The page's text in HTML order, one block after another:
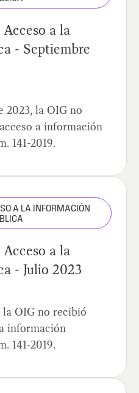
a la
- Septiembre
2023, la OIG no
a información
141-2019.
A LA INFORMACIÓN
a la
- Julio 2023
OIG no recibió
información
141-2019.